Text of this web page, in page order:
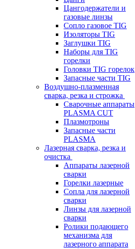
Цангодержатели и
газовые линзы
Сопло газовое TIG
Изоляторы TIG
Заглушки TIG
Наборы для TIG
горелки
Головки TIG горелок
Запасные части TIG
Воздушно-плазменная
сварка, резка и строжка
Сварочные аппараты
PLASMA CUT
Плазмотроны
Запасные части
PLASMA
Лазерная сварка, резка и
очистка
Аппараты лазерной
сварки
Горелки лазерные
Сопла для лазерной
сварки
Линзы для лазерной
сварки
Ролики подающего
механизма для
лазерного аппарата